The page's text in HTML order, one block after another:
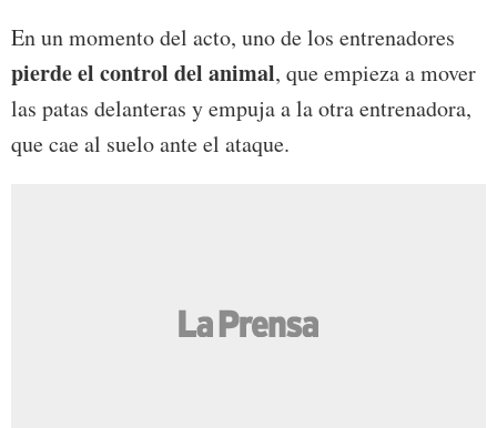
En un momento del acto, uno de los entrenadores
pierde el control del animal, que empieza a mover
las patas delanteras y empuja a la otra entrenadora,
que cae al suelo ante el ataque.